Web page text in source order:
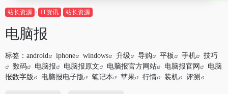
站长资源 IT资讯 站长资源
电脑报
标签： android iphone windows 升级 导购 平板 手机
技巧
数码
电脑报 电脑报原文 电脑报官方网站 电脑报官网
电脑
报数字版
电脑报电子版 笔记本 苹果 行情 装机 评测